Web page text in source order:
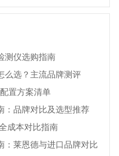
测仪选购指南
么选？主流品牌测评
置方案清单
：品牌对比及选型推荐
成本对比指南
：莱恩德与进口品牌对比